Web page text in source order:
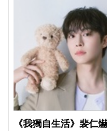
《我獨自生活》裴仁